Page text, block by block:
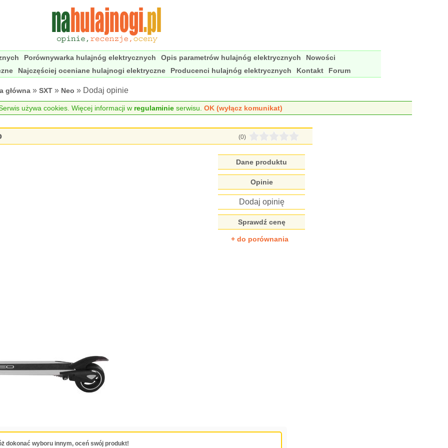
Porównywarka hulajnóg elektrycznych Opis parametrów hulajnóg elektrycznych
Nowości
Najczęściej oceniane hulajnogi elektryczne Producenci hulajnóg elektrycznych Kontakt Forum
główna » SXT » Neo » Dodaj opinie
używa cookies. Więcej informacji w regulaminieserwisu. OK (wyłącz komunikat)
(0)
Dane produktu
Opinie
Dodaj opinię
Sprawdź cenę
+ do porównania
dokonać wyboru innym, oceń swój produkt!